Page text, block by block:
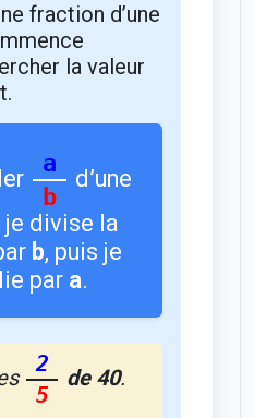
fraction d’une
la valeur
a
b
d’une
divise la
b, puis je
par a.
2
5
de 40.